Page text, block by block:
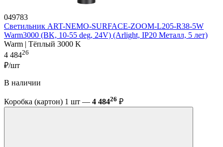
049783
Светильник ART-NEMO-SURFACE-ZOOM-L205-R38-5W
Warm3000 (BK, 10-55 deg, 24V) (Arlight, IP20 Металл, 5 лет)
Warm | Тёплый 3000 K
4 48426
₽/шт
В наличии
Коробка (картон) 1 шт — 4 48426 ₽